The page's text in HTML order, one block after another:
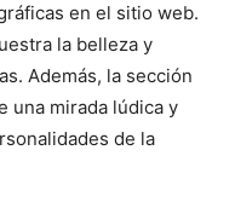
en el sitio web.
la belleza y
Además, la sección
una mirada lúdica y
de la